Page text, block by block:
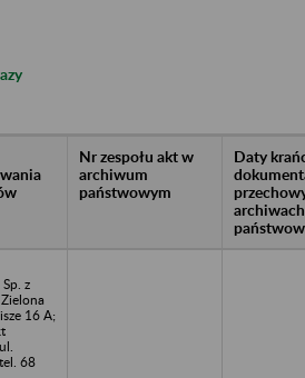
Nr zespołu akt w
archiwum
państwowym
Daty
archiwach
z
16 A;
68